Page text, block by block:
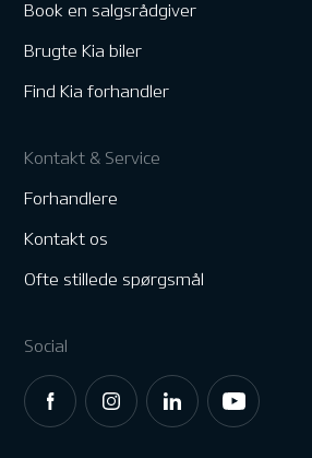
Book en salgsrådgiver
Brugte Kia biler
Find Kia forhandler
Kontakt & Service
Forhandlere
Kontakt os
Ofte stillede spørgsmål
Social